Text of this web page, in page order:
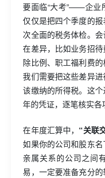
要面临“大考”——企业
仅仅是把四个季度的
次全面的税务体检。
在差异，比如业务招
除比例、职工福利费的
我们需要把这些差异
该缴纳的所得税。这
年的凭证，逐笔核实各
在年度汇算中， “关联
如果你的公司和股东
亲属关系的公司之间
易，一定要准备充分